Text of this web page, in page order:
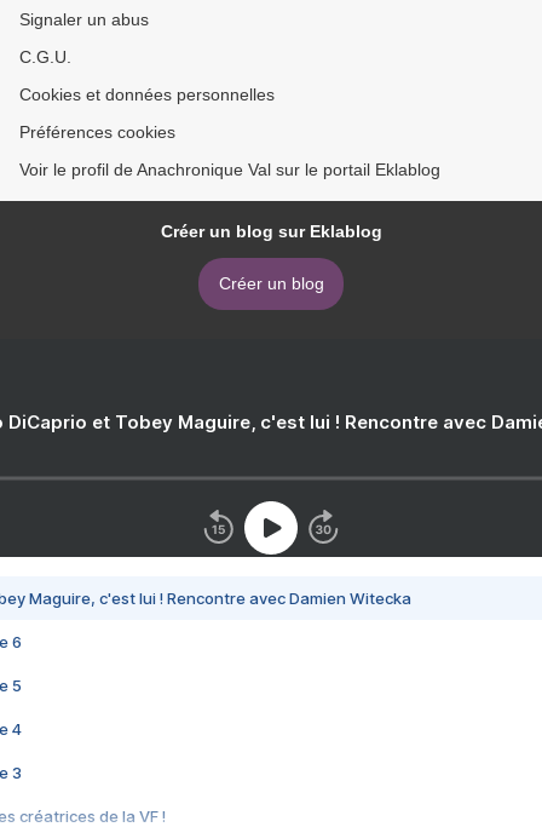
Signaler un abus
C.G.U.
Cookies et données personnelles
Préférences cookies
Voir le profil de Anachronique Val sur le portail Eklablog
Créer un blog sur Eklablog
Créer un blog
DiCaprio et Tobey Maguire, c'est lui ! Rencontre avec
Maguire, c'est lui ! Rencontre avec Damien Witecka
6
5
4
3
créatrices de la VF !